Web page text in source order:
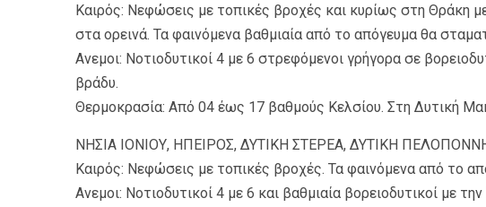
Καιρός: Νεφώσεις με τοπικές βροχές και κυρίως στη Θράκη
στα ορεινά. Τα φαινόμενα βαθμιαία από το απόγευμα θα
Ανεμοι: Νοτιοδυτικοί 4 με 6 στρεφόμενοι γρήγορα σε
βράδυ.
Θερμοκρασία: Από 04 έως 17 βαθμούς Κελσίου. Στη Δυτική
ΝΗΣΙΑ ΙΟΝΙΟΥ, ΗΠΕΙΡΟΣ, ΔΥΤΙΚΗ ΣΤΕΡΕΑ, ΔΥΤΙΚΗ
Καιρός: Νεφώσεις με τοπικές βροχές. Τα φαινόμενα από το
Ανεμοι: Νοτιοδυτικοί 4 με 6 και βαθμιαία βορειοδυτικοί με